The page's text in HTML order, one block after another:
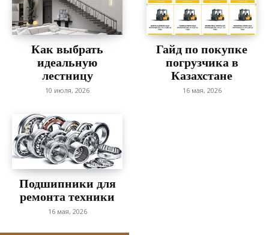
Как выбрать
идеальную
лестницу
10 июля, 2026
Гайд по покупке
погрузчика в
Казахстане
16 мая, 2026
Подшипники для
ремонта техники
16 мая, 2026